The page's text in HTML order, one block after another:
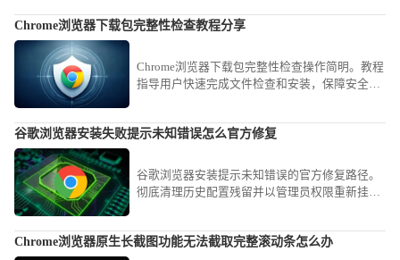
Chrome浏览器下载包完整性检查教程分享
Chrome浏览器下载包完整性检查操作简明。教程
指导用户快速完成文件检查和安装，保障安全，
谷歌浏览器安装失败提示未知错误怎么官方修复
谷歌浏览器安装提示未知错误的官方修复路径。
彻底清理历史配置残留并以管理员权限重新挂载
Chrome浏览器原生长截图功能无法截取完整滚动条怎么办